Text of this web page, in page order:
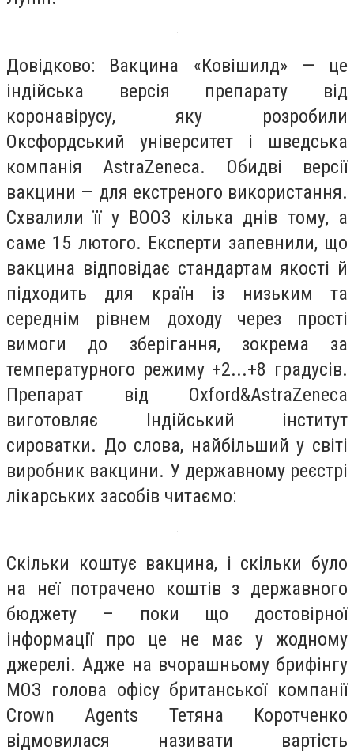
Довідково: Вакцина «Ковішилд» — це
індійська версія препарату від
коронавірусу, яку розробили
Оксфордський університет і шведська
компанія AstraZenеca. Обидві версії
вакцини — для екстреного використання.
Схвалили її у ВООЗ кілька днів тому, а
саме 15 лютого. Експерти запевнили, що
вакцина відповідає стандартам якості й
підходить для країн із низьким та
середнім рівнем доходу через прості
вимоги до зберігання, зокрема за
температурного режиму +2...+8 градусів.
Препарат від Oxford&AstraZeneca
виготовляє Індійський інститут
сироватки. До слова, найбільший у світі
виробник вакцини. У державному реєстрі
лікарських засобів читаємо:
Скільки коштує вакцина, і скільки було
на неї потрачено коштів з державного
бюджету – поки що достовірної
інформації про це не має у жодному
джерелі. Адже на вчорашньому брифінгу
МОЗ голова офісу британської компанії
Crown Agents Тетяна Коротченко
відмовилася називати вартість